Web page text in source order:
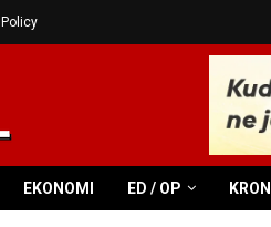
EKONOMI ED / OP